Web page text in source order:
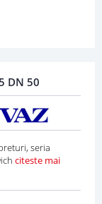
DN 50
seria
citeste mai